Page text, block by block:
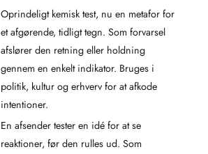
Oprindeligt kemisk test, nu en metafor for
et afgørende, tidligt tegn. Som forvarsel
afslører den retning eller holdning
gennem en enkelt indikator. Bruges i
politik, kultur og erhverv for at afkode
intentioner.
En afsender tester en idé for at se
reaktioner, før den rulles ud. Som